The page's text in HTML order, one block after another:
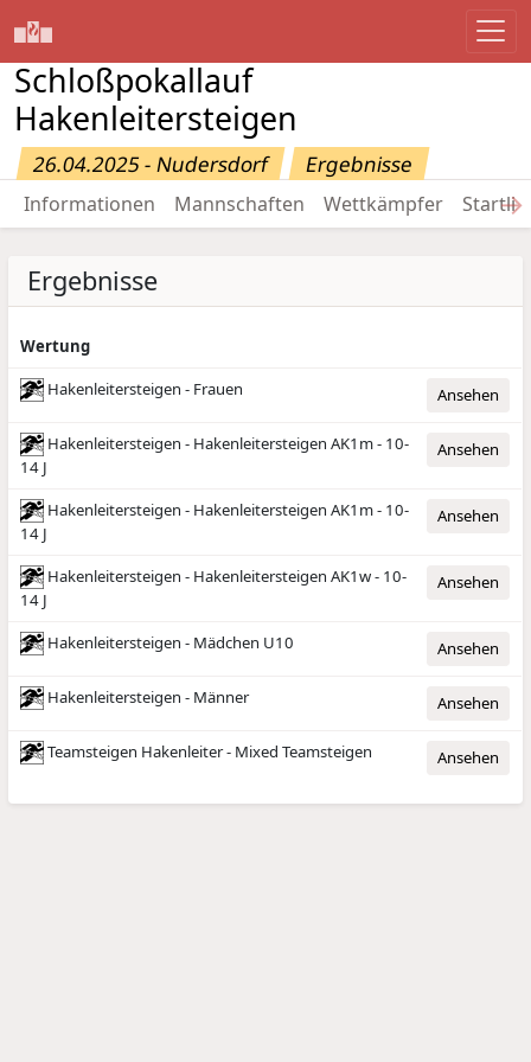
Schloßpokallauf
Hakenleitersteigen
26.04.2025 - Nudersdorf Ergebnisse
Informationen Mannschaften Wettkämpfer →
Ergebnisse
Wertung
Hakenleitersteigen - Frauen
Ansehen
Hakenleitersteigen - Hakenleitersteigen AK1m - 10-
14 J
Ansehen
Hakenleitersteigen - Hakenleitersteigen AK1m - 10-
14 J
Ansehen
Hakenleitersteigen - Hakenleitersteigen AK1w - 10-
14 J
Ansehen
Hakenleitersteigen - Mädchen U10 Ansehen
Hakenleitersteigen - Männer Ansehen
Teamsteigen Hakenleiter - Mixed Teamsteigen Ansehen